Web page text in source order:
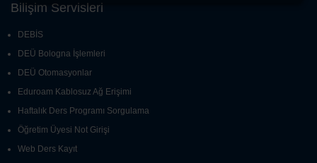
Bilişim Servisleri
DEBİS
DEÜ Bologna İşlemleri
DEÜ Otomasyonlar
Eduroam Kablosuz Ağ Erişimi
Haftalık Ders Programı Sorgulama
Öğretim Üyesi Not Girişi
Web Ders Kayıt